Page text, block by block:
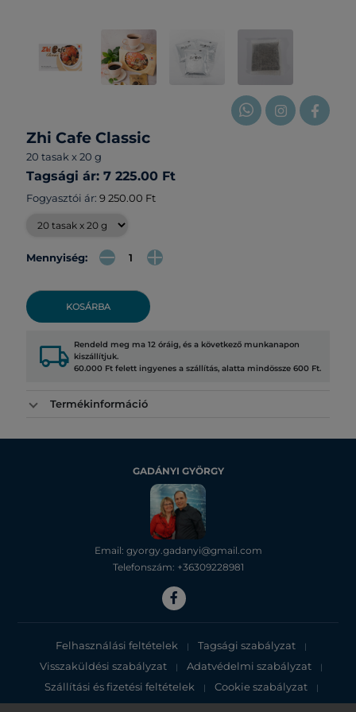
Zhi Cafe Classic
20 tasak x 20 g
Tagsági ár: 7 225.00 Ft
Fogyasztói ár: 9 250.00 Ft
Mennyiség:
KOSÁRBA
local_shipping Rendeld meg ma 12 óráig, és a következő munkanapon
kiszállítjuk.
60.000 Ft felett ingyenes a szállítás, alatta mindössze 600 Ft.
Termékinformáció
GADÁNYI GYÖRGY
Email: gyorgy.gadanyi@gmail.com
Telefonszám: +36309228981
Felhasználási feltételek | Tagsági szabályzat |
Visszaküldési szabályzat | Adatvédelmi szabályzat |
Szállítási és fizetési feltételek | Cookie szabályzat |
Adatvédelmi tájékoztató